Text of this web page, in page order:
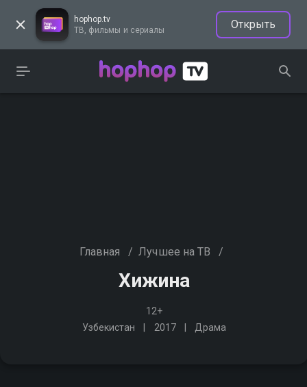
hophop.tv
ТВ, фильмы и сериалы
Открыть
Главная / Лучшее на ТВ /
Хижина
12+
Узбекистан
2017 Драма